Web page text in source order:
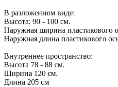
В разложенном виде:
Высота: 90 - 100 см.
Наружная ширина пластикового
Наружная длина пластикового
Внутреннее пространство:
Высота 78 - 88 см.
Ширина 120 см.
Длина 205 см